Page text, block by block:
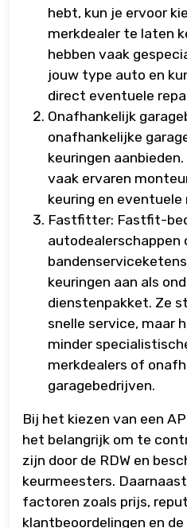
hebt, kun je ervoor
merkdealer te laten
hebben vaak
jouw type auto en
direct eventuele
Onafhankelijk
onafhankelijke
keuringen
vaak ervaren
keuring en
Fastfitter: Fastfit-
autodealerschappen
keuringen aan als
dienstenpakket. Ze
snelle service, maar
minder
merkdealers of
garagebedrijven.
Bij het kiezen van een
het belangrijk om te
zijn door de RDW en
keurmeesters.
factoren zoals prijs,
klantbeoordelingen en